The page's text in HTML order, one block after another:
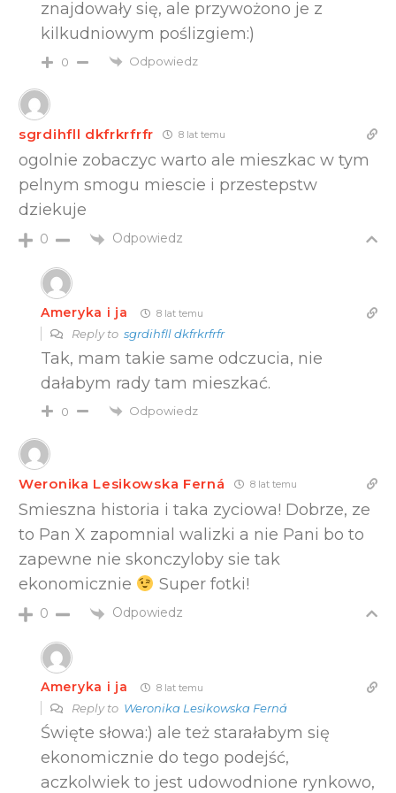
znajdowały się, ale przywożono je z
kilkudniowym poślizgiem:)
0 Odpowiedz
sgrdihfll dkfrkrfrfr 8 lat temu
ogolnie zobaczyc warto ale mieszkac w tym
pelnym smogu miescie i przestepstw
dziekuje
0 Odpowiedz
Ameryka i ja 8 lat temu
Reply to sgrdihfll dkfrkrfrfr
Tak, mam takie same odczucia, nie
dałabym rady tam mieszkać.
0 Odpowiedz
Weronika Lesikowska Ferná 8 lat temu
Smieszna historia i taka zyciowa! Dobrze, ze
to Pan X zapomnial walizki a nie Pani bo to
zapewne nie skonczyloby sie tak
ekonomicznie
Super fotki!
0 Odpowiedz
Ameryka i ja 8 lat temu
Reply to Weronika Lesikowska Ferná
Święte słowa:) ale też starałabym się
ekonomicznie do tego podejść,
aczkolwiek to jest udowodnione rynkowo,